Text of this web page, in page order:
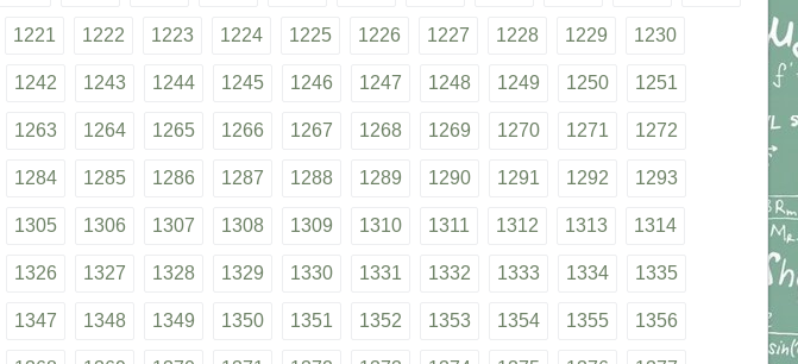
1221 1222 1223 1224 1225 1226 1227 1228 1229 1230
1242 1243 1244 1245 1246 1247 1248 1249 1250 1251
1263 1264 1265 1266 1267 1268 1269 1270 1271 1272
1284 1285 1286 1287 1288 1289 1290 1291 1292 1293
1305 1306 1307 1308 1309 1310 1311 1312 1313 1314
1326 1327 1328 1329 1330 1331 1332 1333 1334 1335
1347 1348 1349 1350 1351 1352 1353 1354 1355 1356